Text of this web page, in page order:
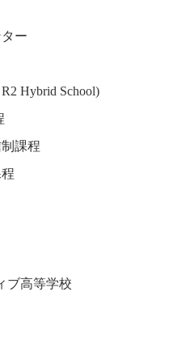
ー
Hybrid School)
課程
ブ高等学校